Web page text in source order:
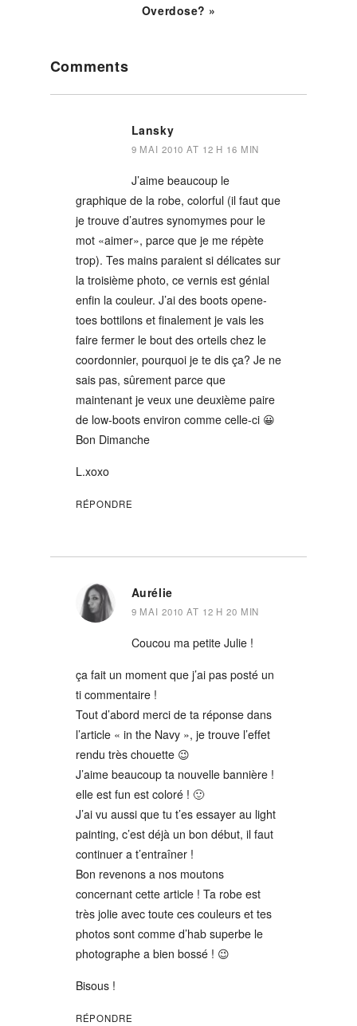
Overdose? »
Interactions
Comments
Lansky
9 MAI 2010 AT 12 H 16 MIN
J’aime beaucoup le
graphique de la robe, colorful (il faut que
je trouve d’autres synomymes pour le
mot «aimer», parce que je me répète
trop). Tes mains paraient si délicates sur
la troisième photo, ce vernis est génial
enfin la couleur. J’ai des boots opene-
toes bottilons et finalement je vais les
faire fermer le bout des orteils chez le
coordonnier, pourquoi je te dis ça? Je ne
sais pas, sûrement parce que
maintenant je veux une deuxième paire
de low-boots environ comme celle-ci 😀
Bon Dimanche
L.xoxo
RÉPONDRE
Aurélie
9 MAI 2010 AT 12 H 20 MIN
Coucou ma petite Julie !
ça fait un moment que j’ai pas posté un
ti commentaire !
Tout d’abord merci de ta réponse dans
l’article « in the Navy », je trouve l’effet
rendu très chouette 😉
J’aime beaucoup ta nouvelle bannière !
elle est fun est coloré ! 🙂
J’ai vu aussi que tu t’es essayer au light
painting, c’est déjà un bon début, il faut
continuer a t’entraîner !
Bon revenons a nos moutons
concernant cette article ! Ta robe est
très jolie avec toute ces couleurs et tes
photos sont comme d’hab superbe le
photographe a bien bossé ! 😉
Bisous !
RÉPONDRE